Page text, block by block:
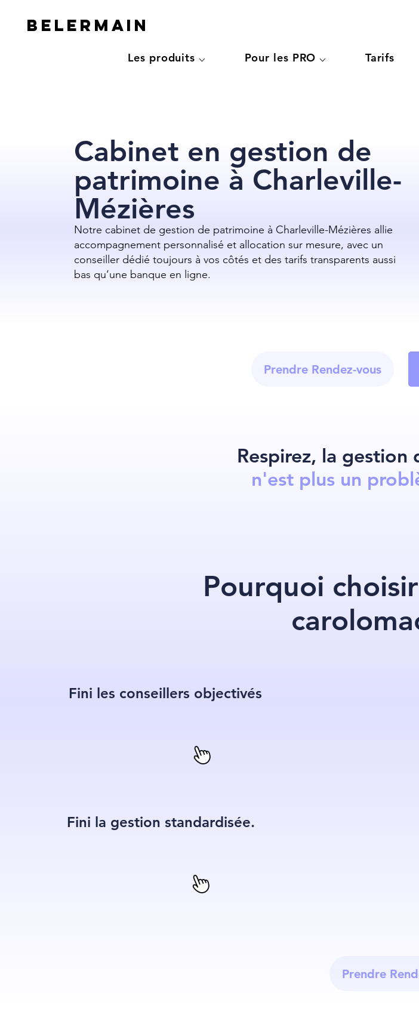
Belermain
Les produits ⌵ Pour les PRO ⌵ Tarifs
Cabinet en gestion de
patrimoine à Charleville-
Mézières
Notre cabinet de gestion de patrimoine à Charleville-Mézières allie
accompagnement personnalisé et allocation sur mesure, avec un
conseiller dédié toujours à vos côtés et des tarifs transparents aussi
bas qu’une banque en ligne.
Prendre Rendez-vous
Respirez, la
n'est plus un
Pourquoi
Fini les conseillers objectivés
Fini la gestion standardisée.
Prendre